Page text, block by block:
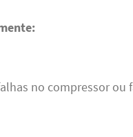
no compressor ou